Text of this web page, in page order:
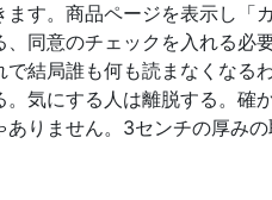
ます。商品ページを表示し「
、同意のチェックを入れる必
で結局誰も何も読まなくなる
。気にする人は離脱する。確
ありません。3センチの厚み